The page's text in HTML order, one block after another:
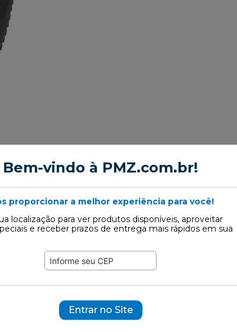
Bem-vindo à PMZ.com.br!
proporcionar a melhor experiência para você!
localização para ver produtos disponíveis, aproveitar
e receber prazos de entrega mais rápidos em sua
Entrar no Site
Pneu
tem como objetivo fornecer ao consumidor
passaram por rigoroso teste de qualidade.
pelo Inmetro pois sua utilização necessita de